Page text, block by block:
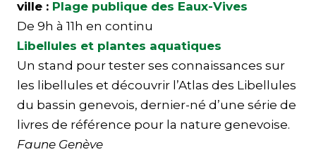
ville : Plage publique des Eaux-Vives
De 9h à 11h en continu
Libellules et plantes aquatiques
Un stand pour tester ses connaissances sur
les libellules et découvrir l’Atlas des Libellules
du bassin genevois, dernier-né d’une série de
livres de référence pour la nature genevoise.
Faune Genève